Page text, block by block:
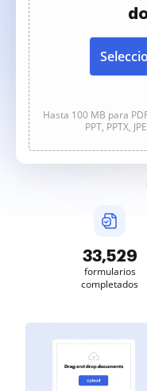
Hasta 100 MB para
PPT, PPTX,
33,529
formularios
completados